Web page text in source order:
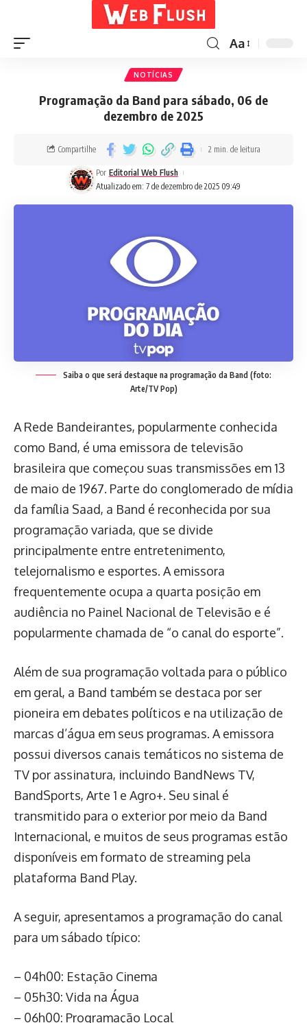
Aa
NOTÍCIAS
Programação da Band para sábado, 06 de
dezembro de 2025
Atualizado em: 7 de dezembro de 2025 09:49
Por Editorial Web Flush
Compartilhe 2 min. de leitura
Saiba o que será destaque na programação da Band (foto:
Arte/TV Pop)
A Rede Bandeirantes, popularmente conhecida
como Band, é uma emissora de televisão
brasileira que começou suas transmissões em 13
de maio de 1967. Parte do conglomerado de mídia
da família Saad, a Band é reconhecida por sua
programação variada, que se divide
principalmente entre entretenimento,
telejornalismo e esportes. A emissora
frequentemente ocupa a quarta posição em
audiência no Painel Nacional de Televisão e é
popularmente chamada de “o canal do esporte”.
Além de sua programação voltada para o público
em geral, a Band também se destaca por ser
pioneira em debates políticos e na utilização de
marcas d’água em seus programas. A emissora
possui diversos canais temáticos no sistema de
TV por assinatura, incluindo BandNews TV,
BandSports, Arte 1 e Agro+. Seu sinal é
transmitido para o exterior por meio da Band
Internacional, e muitos de seus programas estão
disponíveis em formato de streaming pela
plataforma Band Play.
A seguir, apresentamos a programação do canal
para um sábado típico:
– 04h00: Estação Cinema
– 05h30: Vida na Água
– 06h00: Programação Local